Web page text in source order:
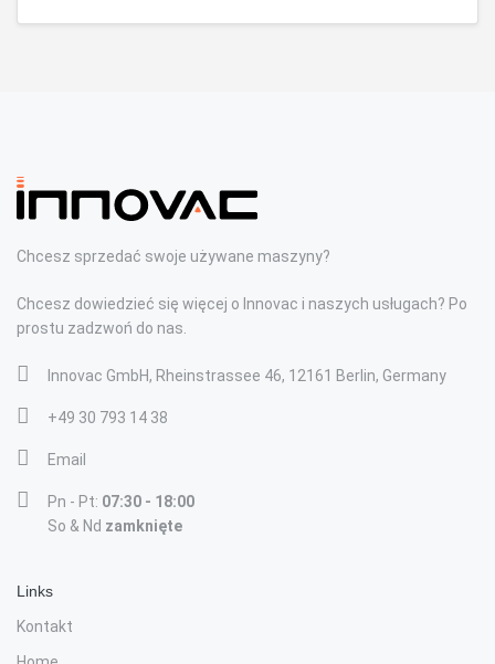
Chcesz sprzedać swoje używane maszyny?
Chcesz dowiedzieć się więcej o Innovac i naszych usługach? Po
prostu zadzwoń do nas.
Innovac GmbH, Rheinstrassee 46, 12161 Berlin, Germany
+49 30 793 14 38
Email
Pn - Pt: 07:30 - 18:00
So & Nd zamknięte
Links
Kontakt